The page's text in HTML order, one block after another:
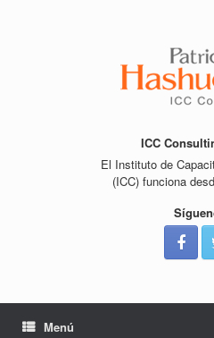
ICC
El Instituto de
(ICC) funciona
Menú